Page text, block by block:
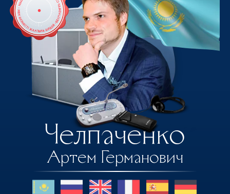
Артем Германович
Челпаченко